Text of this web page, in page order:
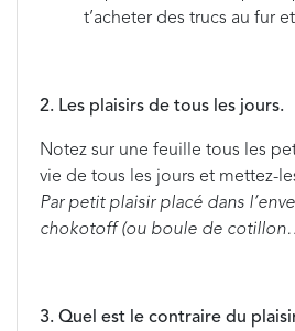
t’acheter des trucs au fur
2. Les plaisirs de tous les jours.
Notez sur une feuille tous les
vie de tous les jours et mettez-
Par petit plaisir placé dans
chokotoff (ou boule de
3. Quel est le contraire du